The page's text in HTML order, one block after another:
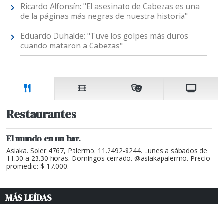
Ricardo Alfonsín: "El asesinato de Cabezas es una
de la páginas más negras de nuestra historia"
Eduardo Duhalde: "Tuve los golpes más duros
cuando mataron a Cabezas"
Restaurantes
El mundo en un bar.
Asiaka. Soler 4767, Palermo. 11.2492-8244. Lunes a sábados de
11.30 a 23.30 horas. Domingos cerrado. @asiakapalermo. Precio
promedio: $ 17.000.
MÁS LEÍDAS